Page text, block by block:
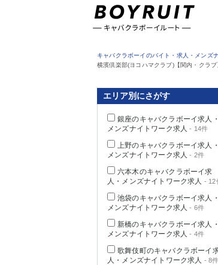
キャバクラボーイのバイト・求人・メンズ
横濱倶楽部(ヨコハマクラブ)【関内・クラ
エリア別にさがす
銀座のキャバクラボーイ求人・
メンズナイトワーク求人 - 14件
上野のキャバクラボーイ求人・
メンズナイトワーク求人 - 2件
六本木のキャバクラボーイ求
人・メンズナイトワーク求人 - 12
池袋のキャバクラボーイ求人・
メンズナイトワーク求人 - 6件
新橋のキャバクラボーイ求人・
メンズナイトワーク求人 - 4件
歌舞伎町のキャバクラボーイ
人・メンズナイトワーク求人 - 8件
東